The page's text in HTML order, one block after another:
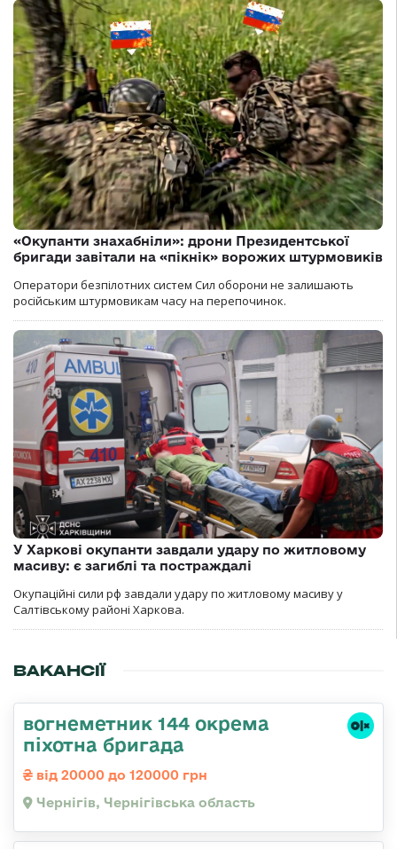
«Окупанти знахабніли»: дрони Президентської
бригади завітали на «пікнік» ворожих штурмовиків
Оператори безпілотних систем Сил оборони не залишають
російським штурмовикам часу на перепочинок.
У Харкові окупанти завдали удару по житловому
масиву: є загиблі та постраждалі
Окупаційні сили рф завдали удару по житловому масиву у
Салтівському районі Харкова.
ВАКАНСІЇ
вогнеметник 144 окрема
піхотна бригада
від 20000 до 120000 грн
Чернігів, Чернігівська область